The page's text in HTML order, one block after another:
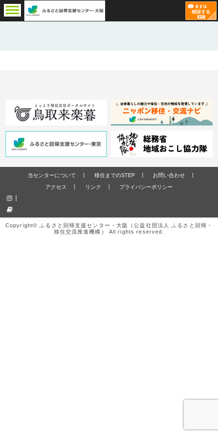
当センターについて 移住までのSTEP
お問い合わせ
アクセス
リンク プライバシーポリシー
Copyright© ふるさと回帰支援センター・大阪（公益社団法人 ふるさと回帰・
移住交流推進機構） All rights reserved.